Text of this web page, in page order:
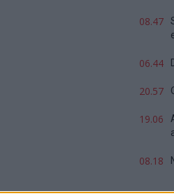
08.47
06.44
20.57
19.06
08.18